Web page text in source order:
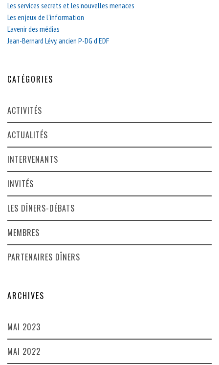
Les services secrets et les nouvelles menaces
Les enjeux de l’information
L’avenir des médias
Jean-Bernard Lévy, ancien P-DG d’EDF
CATÉGORIES
ACTIVITÉS
ACTUALITÉS
INTERVENANTS
INVITÉS
LES DÎNERS-DÉBATS
MEMBRES
PARTENAIRES DÎNERS
ARCHIVES
MAI 2023
MAI 2022